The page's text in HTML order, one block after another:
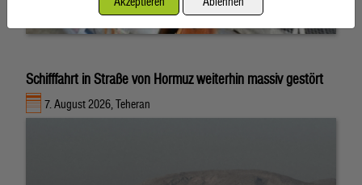
Schifffahrt in Straße von Hormuz weiterhin massiv gestört
7. August 2026, Teheran